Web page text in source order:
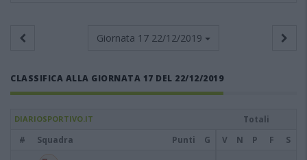
Giornata 17 22/12/2019
CLASSIFICA ALLA GIORNATA 17 DEL 22/12/2019
DIARIOSPORTIVO.IT
Totali
#
Squadra Punti G V N P F S